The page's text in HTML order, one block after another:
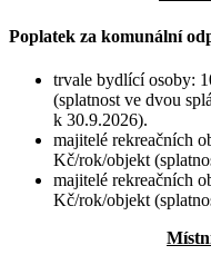
Poplatek za komunální
trvale bydlící osoby:
(splatnost ve dvou
k 30.9.2026).
majitelé rekreačních
Kč/rok/objekt
majitelé rekreačních
Kč/rok/objekt